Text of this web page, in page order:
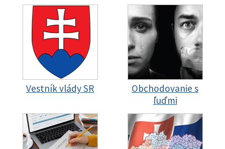
Vestník vlády SR
Obchodovanie s
ľuďmi